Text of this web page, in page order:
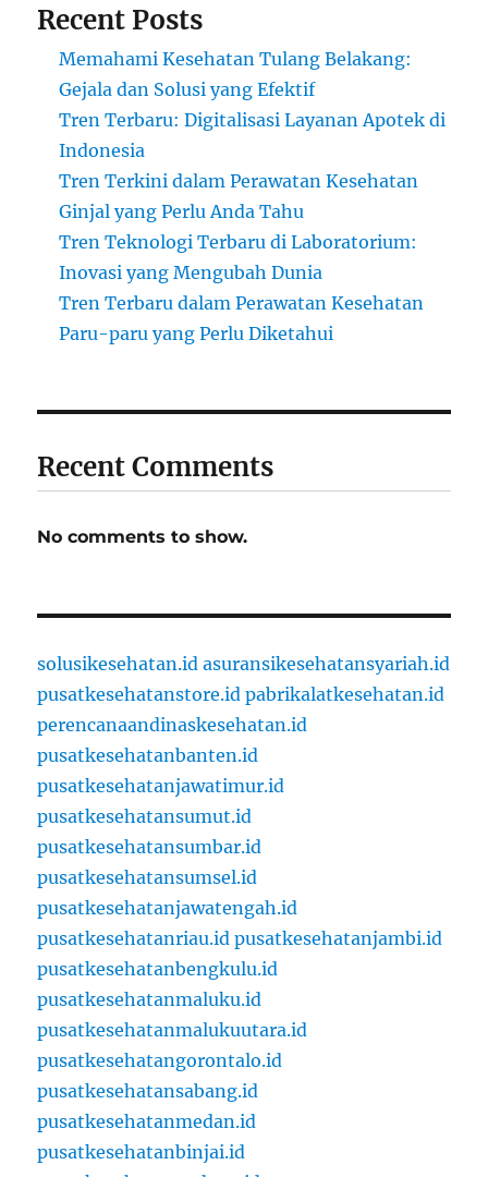
Recent Posts
Memahami Kesehatan Tulang Belakang:
Gejala dan Solusi yang Efektif
Tren Terbaru: Digitalisasi Layanan Apotek di
Indonesia
Tren Terkini dalam Perawatan Kesehatan
Ginjal yang Perlu Anda Tahu
Tren Teknologi Terbaru di Laboratorium:
Inovasi yang Mengubah Dunia
Tren Terbaru dalam Perawatan Kesehatan
Paru-paru yang Perlu Diketahui
Recent Comments
No comments to show.
solusikesehatan.id asuransikesehatansyariah.id
pusatkesehatanstore.id pabrikalatkesehatan.id
perencanaandinaskesehatan.id
pusatkesehatanbanten.id
pusatkesehatanjawatimur.id
pusatkesehatansumut.id
pusatkesehatansumbar.id
pusatkesehatansumsel.id
pusatkesehatanjawatengah.id
pusatkesehatanriau.id pusatkesehatanjambi.id
pusatkesehatanbengkulu.id
pusatkesehatanmaluku.id
pusatkesehatanmalukuutara.id
pusatkesehatangorontalo.id
pusatkesehatansabang.id
pusatkesehatanmedan.id
pusatkesehatanbinjai.id